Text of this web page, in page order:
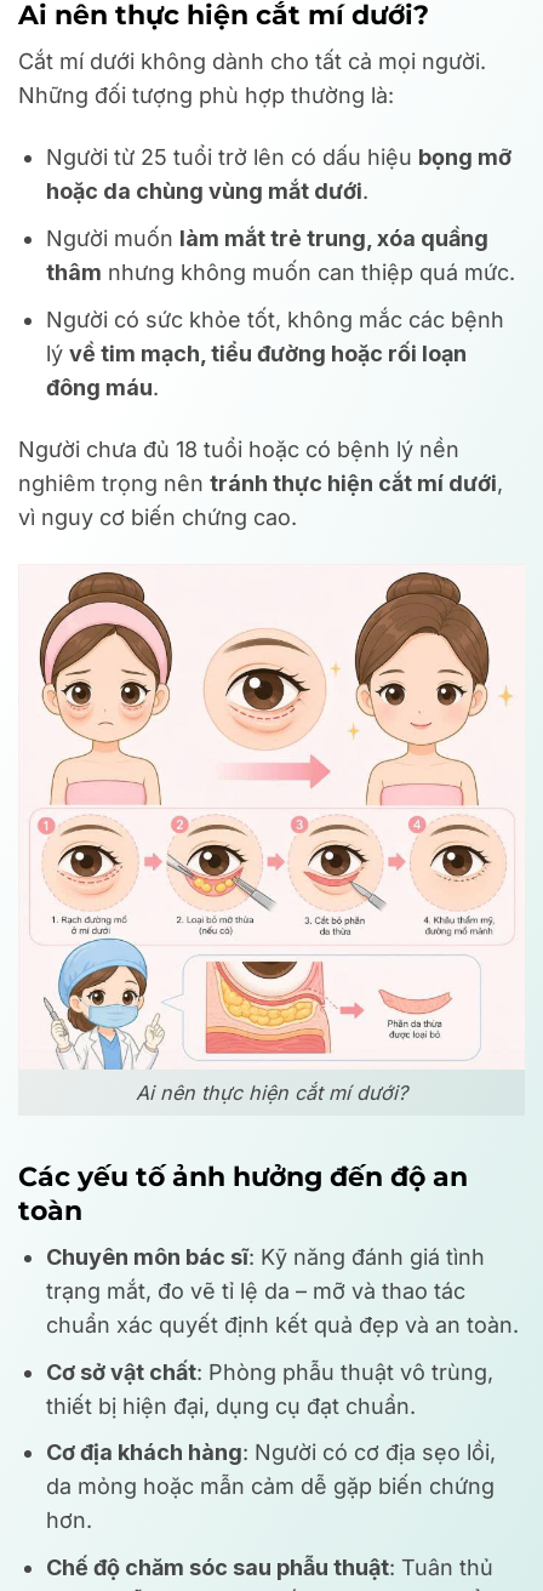
Ai nên thực hiện cắt mí dưới?
Cắt mí dưới không dành cho tất cả mọi người.
Những đối tượng phù hợp thường là:
Người từ 25 tuổi trở lên có dấu hiệu bọng mỡ
hoặc da chùng vùng mắt dưới.
Người muốn làm mắt trẻ trung, xóa quầng
thâm nhưng không muốn can thiệp quá mức.
Người có sức khỏe tốt, không mắc các bệnh
lývề tim mạch, tiểu đường hoặc rối loạn
đông máu.
Người chưa đủ 18 tuổi hoặc có bệnh lý nền
nghiêm trọng nên tránh thực hiện cắt mí dưới,
vì nguy cơ biến chứng cao.
Ai nên thực hiện cắt mí dưới?
Các yếu tố ảnh hưởng đến độ an
toàn
Chuyên môn bác sĩ: Kỹ năng đánh giá tình
trạng mắt, đo vẽ tỉ lệ da – mỡ và thao tác
chuẩn xác quyết định kết quả đẹp và an toàn.
Cơ sở vật chất: Phòng phẫu thuật vô trùng,
thiết bị hiện đại, dụng cụ đạt chuẩn.
Cơ địa khách hàng: Người có cơ địa sẹo lồi,
da mỏng hoặc mẫn cảm dễ gặp biến chứng
hơn.
Chế độ chăm sóc sau phẫu thuật: Tuân thủ